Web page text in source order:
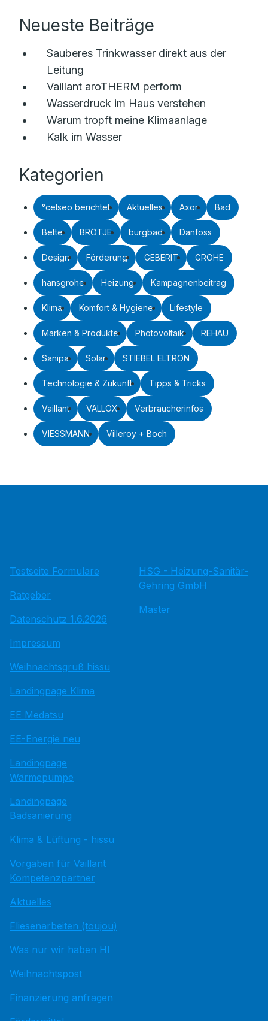
Neueste Beiträge
Sauberes Trinkwasser direkt aus der
Leitung
Vaillant aroTHERM perform
Wasserdruck im Haus verstehen
Warum tropft meine Klimaanlage
Kalk im Wasser
Kategorien
°celseo berichtet Aktuelles Axor Bad
Bette BRÖTJE burgbad Danfoss
Design Förderung GEBERIT GROHE
hansgrohe Heizung Kampagnenbeitrag
Klima Komfort & Hygiene Lifestyle
Marken & Produkte Photovoltaik REHAU
Sanipa Solar STIEBEL ELTRON
Technologie & Zukunft Tipps & Tricks
Vaillant VALLOX Verbraucherinfos
VIESSMANN Villeroy + Boch
Testseite Formulare
Ratgeber
Datenschutz 1.6.2026
Impressum
Weihnachtsgruß hissu
Landingpage Klima
EE Medatsu
EE-Energie neu
Landingpage
Wärmepumpe
Landingpage
Badsanierung
Klima & Lüftung - hissu
Vorgaben für Vaillant
Kompetenzpartner
Aktuelles
Fliesenarbeiten (toujou)
Was nur wir haben HI
Weihnachtspost
Finanzierung anfragen
HSG - Heizung-Sanitär-
Gehring GmbH
Master